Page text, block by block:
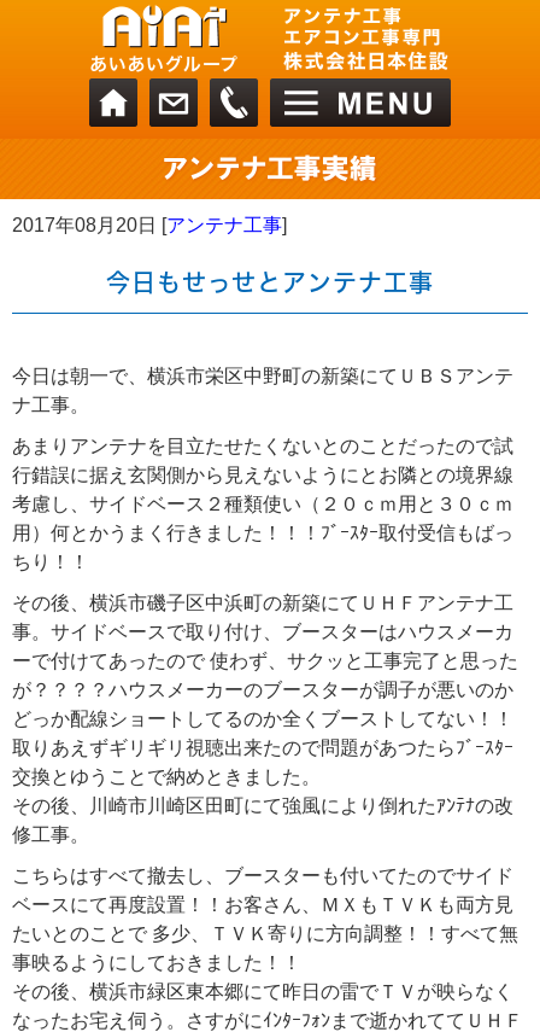
2017年08月20日 [アンテナ工事]
今日もせっせとアンテナ工事
今日は朝一で、横浜市栄区中野町の新築にてＵＢＳアンテ
ナ工事。
あまりアンテナを目立たせたくないとのことだったので試
行錯誤に据え玄関側から見えないようにとお隣との境界線
考慮し、サイドベース２種類使い（２０ｃｍ用と３０ｃｍ
用）何とかうまく行きました！！！ﾌﾞｰｽﾀｰ取付受信もばっ
ちり！！
その後、横浜市磯子区中浜町の新築にてＵＨＦアンテナ工
事。サイドベースで取り付け、ブースターはハウスメーカ
ーで付けてあったので 使わず、サクッと工事完了と思った
が？？？？ハウスメーカーのブースターが調子が悪いのか
どっか配線ショートしてるのか全くブーストしてない！！
取りあえずギリギリ視聴出来たので問題があつたらﾌﾞｰｽﾀｰ
交換とゆうことで納めときました。
その後、川崎市川崎区田町にて強風により倒れたｱﾝﾃﾅの改
修工事。
こちらはすべて撤去し、ブースターも付いてたのでサイド
ベースにて再度設置！！お客さん、ＭＸもＴＶＫも両方見
たいとのことで 多少、ＴＶＫ寄りに方向調整！！すべて無
事映るようにしておきました！！
その後、横浜市緑区東本郷にて昨日の雷でＴＶが映らなく
なったお宅え伺う。さすがにｲﾝﾀｰﾌｫﾝまで逝かれててＵＨＦ